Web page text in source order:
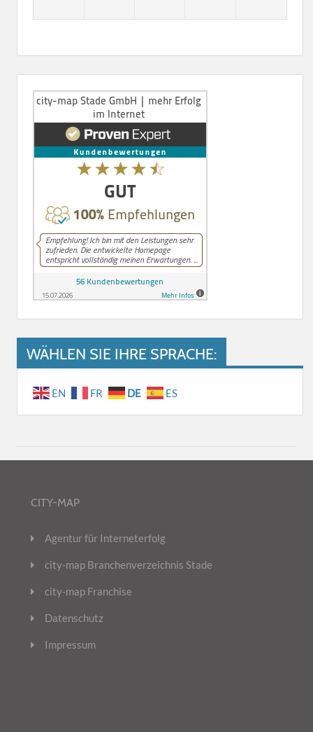
WÄHLEN SIE IHRE SPRACHE:
EN FR DE ES
CITY-MAP
Agentur für Interneterfolg
city-map Branchenverzeichnis Stade
city-map Franchise
Datenschutz
Impressum